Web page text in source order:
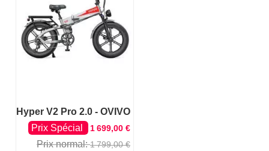
Hyper V2 Pro 2.0 - OVIVO
Prix Spécial
1 699,00 €
Prix normal 1 799,00 €